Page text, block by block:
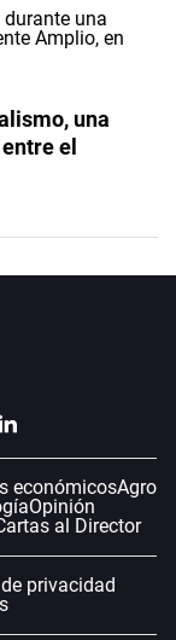
una
el
económicosAgro
Opinión
al Director
privacidad